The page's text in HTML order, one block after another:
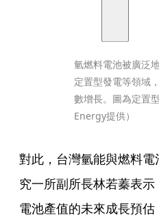
氫燃料電池被廣泛
定置型發電等領域
數增長。圖為定置
Energy提供）
對此，台灣氫能與燃料
究一所副所長林若蓁表
電池產值的未來成長預